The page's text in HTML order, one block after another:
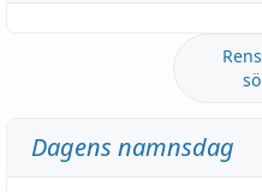
Dagens namnsdag